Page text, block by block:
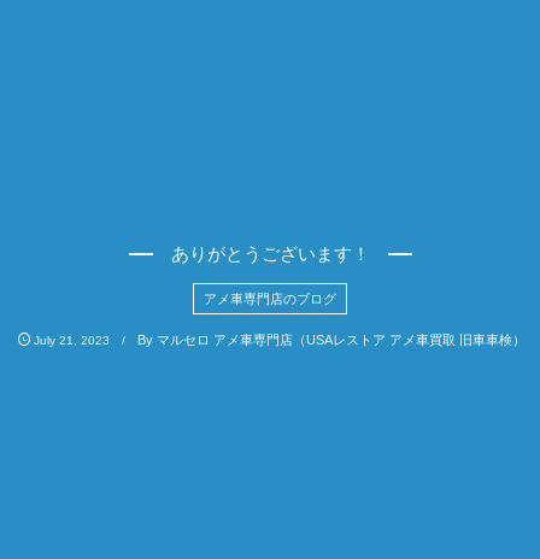
ありがとうございます！
アメ車専門店のブログ
July 21 ,2023 By マルセロ アメ車専門店（USAレストア アメ車買取 旧車車検）